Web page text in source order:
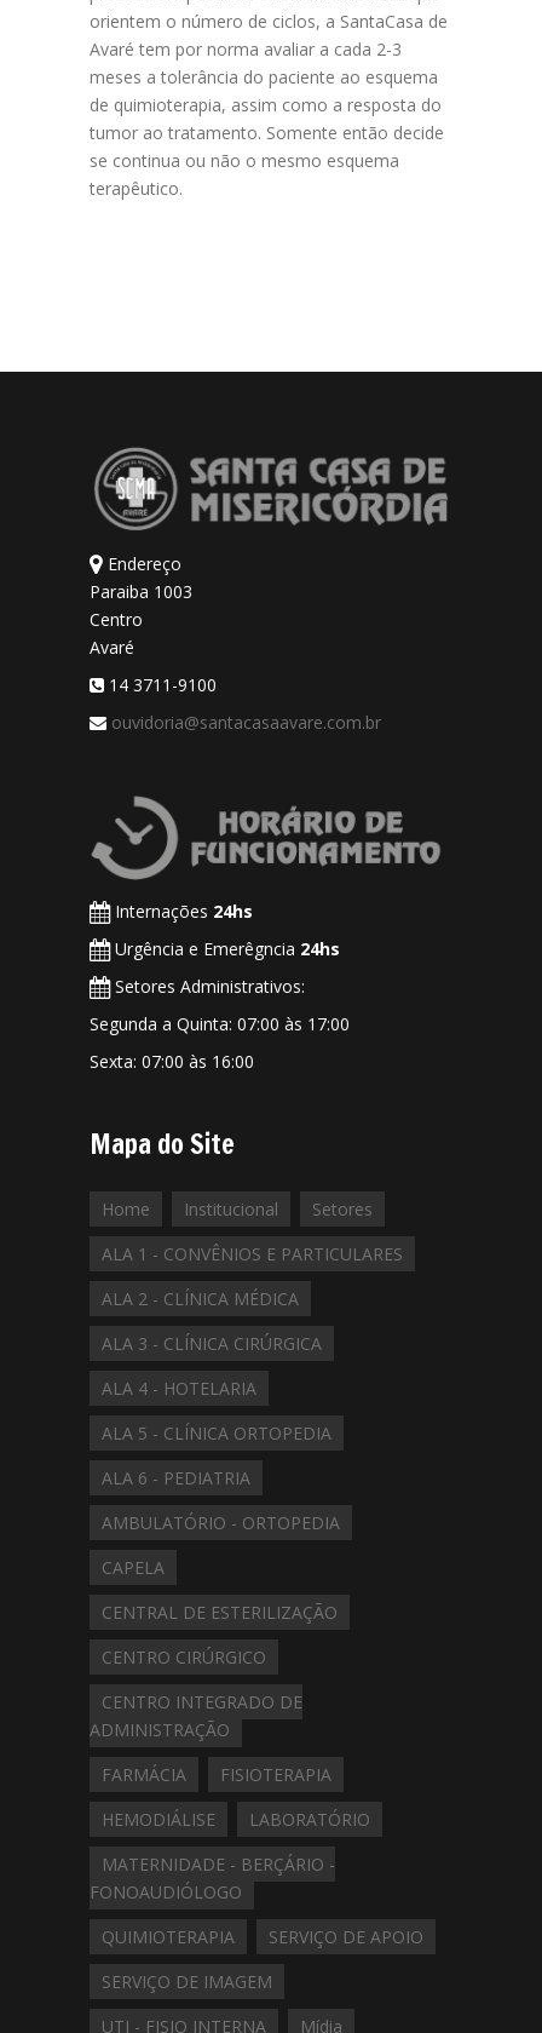
orientem o número de ciclos, a SantaCasa de
Avaré tem por norma avaliar a cada 2-3
meses a tolerância do paciente ao esquema
de quimioterapia, assim como a resposta do
tumor ao tratamento. Somente então decide
se continua ou não o mesmo esquema
terapêutico.
Endereço
Paraiba 1003
Centro
Avaré
14 3711-9100
ouvidoria@santacasaavare.com.br
Internações 24hs
Urgência e Emerêgncia 24hs
Setores Administrativos:
Segunda a Quinta: 07:00 às 17:00
Sexta: 07:00 às 16:00
Mapa do Site
Home Institucional
Setores
ALA 1 - CONVÊNIOS E PARTICULARES
ALA 2 - CLÍNICA MÉDICA
ALA 3 - CLÍNICA CIRÚRGICA
ALA 4 - HOTELARIA
ALA 5 - CLÍNICA ORTOPEDIA
ALA 6 - PEDIATRIA
AMBULATÓRIO - ORTOPEDIA
CAPELA
CENTRAL DE ESTERILIZAÇÃO
CENTRO CIRÚRGICO
CENTRO INTEGRADO DE
ADMINISTRAÇÃO
FARMÁCIA
FISIOTERAPIA
HEMODIÁLISE
LABORATÓRIO
MATERNIDADE - BERÇÁRIO -
FONOAUDIÓLOGO
QUIMIOTERAPIA
SERVIÇO DE APOIO
SERVIÇO DE IMAGEM
UTI - FISIO INTERNA
Mídia